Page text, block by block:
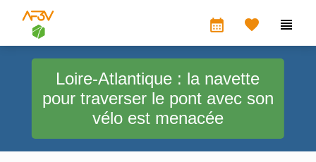
calendar_month  
Loire-Atlantique : la navette
pour traverser le pont avec son
vélo est menacée